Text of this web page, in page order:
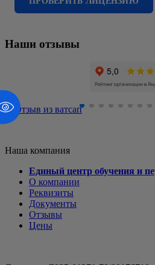
Наши отзывы
Наша компания
Единый центр обучения и
О компании
Реквизиты
Документы
Отзывы
Цены